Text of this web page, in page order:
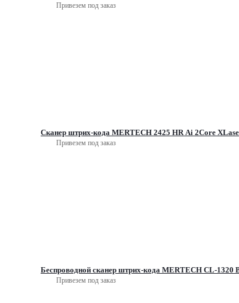
Привезем под заказ
Сканер штрих-кода MERTECH 2425 HR Ai 2Core
Привезем под заказ
Беспроводной сканер штрих-кода MERTECH CL-1320
Привезем под заказ